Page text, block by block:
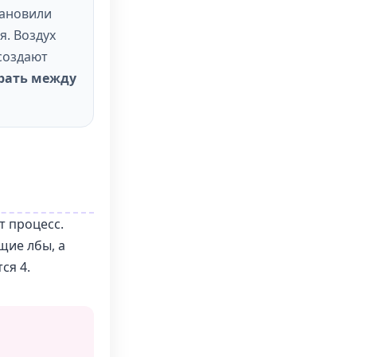
Воздух
между
процесс.
лбы, а
4.